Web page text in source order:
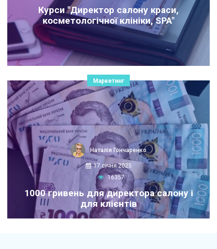
Курси "Директор салону краси,
косметологічної клініки, SPA"
Маркетинг
Наталія Гончаренко
17 січня 2025
16357
1000 гривень для директора салону і
для клієнтів